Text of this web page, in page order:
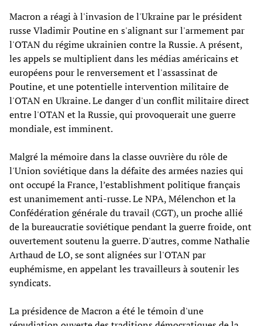
Macron a réagi à l'invasion de l'Ukraine par le président
russe Vladimir Poutine en s'alignant sur l'armement par
l'OTAN du régime ukrainien contre la Russie. A présent,
les appels se multiplient dans les médias américains et
européens pour le renversement et l'assassinat de
Poutine, et une potentielle intervention militaire de
l'OTAN en Ukraine. Le danger d'un conflit militaire direct
entre l'OTAN et la Russie, qui provoquerait une guerre
mondiale, est imminent.
Malgré la mémoire dans la classe ouvrière du rôle de
l'Union soviétique dans la défaite des armées nazies qui
ont occupé la France, l’establishment politique français
est unanimement anti-russe. Le NPA, Mélenchon et la
Confédération générale du travail (CGT), un proche allié
de la bureaucratie soviétique pendant la guerre froide, ont
ouvertement soutenu la guerre. D'autres, comme Nathalie
Arthaud de LO, se sont alignées sur l'OTAN par
euphémisme, en appelant les travailleurs à soutenir les
syndicats.
La présidence de Macron a été le témoin d'une